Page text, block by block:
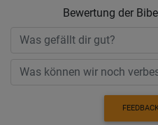
Bewertung der